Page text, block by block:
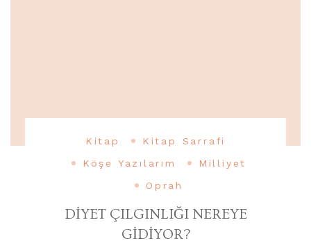
Kitap
Kitap Sarrafi
Köşe Yazılarım
Milliyet
Oprah
DİYET ÇILGINLIĞI NEREYE
GİDİYOR?